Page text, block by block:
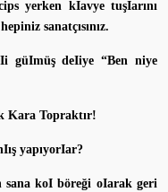
yerken kIavye tuşIarını
sanatçısınız.
güImüş deIiye “Ben niye
Kara Topraktır!
yapıyorIar?
sana koI böreği oIarak geri